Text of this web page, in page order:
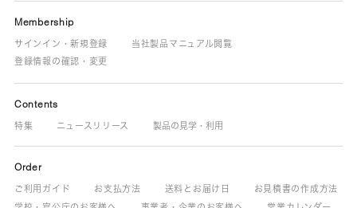
Membership
サインイン・新規登録
当社製品マニュアル閲覧
登録情報の確認・変更
Contents
特集 ニュースリリース 製品の見学・利用
Order
ご利用ガイド お支払方法 送料とお届け日
お見積書の作成方法